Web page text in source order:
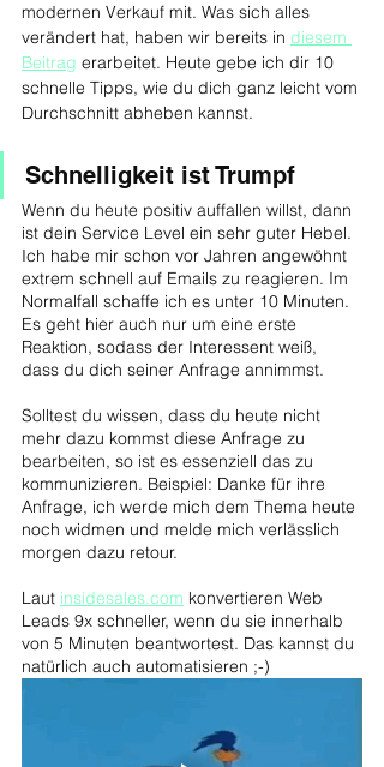
modernen Verkauf mit. Was sich alles
verändert hat, haben wir bereits in diesem
Beitrag erarbeitet. Heute gebe ich dir 10
schnelle Tipps, wie du dich ganz leicht vom
Durchschnitt abheben kannst.
Schnelligkeit ist Trumpf
Wenn du heute positiv auffallen willst, dann
ist dein Service Level ein sehr guter Hebel.
Ich habe mir schon vor Jahren angewöhnt
extrem schnell auf Emails zu reagieren. Im
Normalfall schaffe ich es unter 10 Minuten.
Es geht hier auch nur um eine erste
Reaktion, sodass der Interessent weiß,
dass du dich seiner Anfrage annimmst.
Solltest du wissen, dass du heute nicht
mehr dazu kommst diese Anfrage zu
bearbeiten, so ist es essenziell das zu
kommunizieren. Beispiel: Danke für ihre
Anfrage, ich werde mich dem Thema heute
noch widmen und melde mich verlässlich
morgen dazu retour.
Laut insidesales.com konvertieren Web
Leads 9x schneller, wenn du sie innerhalb
von 5 Minuten beantwortest. Das kannst du
natürlich auch automatisieren ;-)